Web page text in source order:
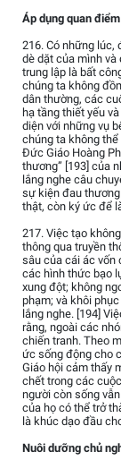
Áp dụng quan
216. Có những lúc,
dè dặt của mình
trung lập là bất
chúng ta không
dân thường, các
hạ tầng thiết yếu
diện với những vụ
chúng ta không
Đức Giáo Hoàng
thương” [193] của
lắng nghe câu
sự kiện đau
thật, còn ký ức để
217. Việc tạo
thông qua truyền
sâu của cái ác vốn
các hình thức bạo
xung đột; không
phạm; và khôi
lắng nghe. [194]
rằng, ngoài các
chiến tranh. Theo
ức sống động cho
Giáo hội cảm thấy
chết trong các
người còn sống
của họ có thể trở
là khúc dạo đầu
Nuôi dưỡng chủ